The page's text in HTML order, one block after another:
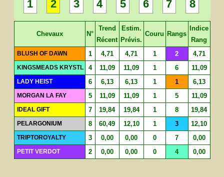
1 2 3 4 5 6 7 8
Chevaux N°
Trend
Récent
Estim.
Prévis.
Couru Rangs
Indice
Rang
BLUSH OF DAWN 1 4,71 4,71 1 2 4,71
KINGSMEADS KRYSTL 4 11,09 11,09 1 6 11,09
LADY HEIST 6 6,13 6,13 1 1 6,13
MORGAN LA FAY 5 11,09 11,09 1 5 11,09
IDEAL GIFT 7 19,84 19,84 1 8 19,84
PELARGONIUM 8 60,49 12,10 1 3 12,10
TRIPTOROYALTY 3 0,00 0,00 0 7 0,00
PETIT VERDOT 2 0,00 0,00 0 4 0,00